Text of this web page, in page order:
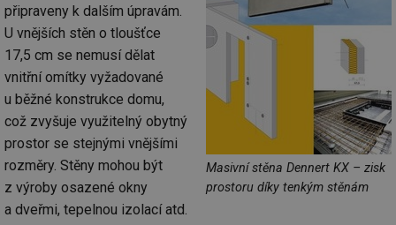
Masivní stěna Dennert KX – zisk
prostoru díky tenkým stěnám
připraveny k dalším úpravám.
U vnějších stěn o tloušťce
17,5 cm se nemusí dělat
vnitřní omítky vyžadované
u běžné konstrukce domu,
což zvyšuje využitelný obytný
prostor se stejnými vnějšími
rozměry. Stěny mohou být
z výroby osazené okny
a dveřmi, tepelnou izolací atd.